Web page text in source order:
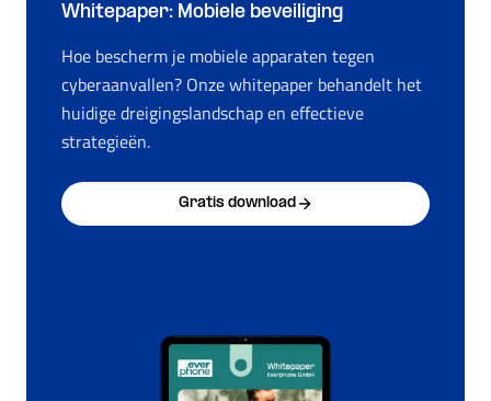
Whitepaper: Mobiele beveiliging
Hoe bescherm je mobiele apparaten tegen
cyberaanvallen? Onze whitepaper behandelt het
huidige dreigingslandschap en effectieve
strategieën.
Gratis download